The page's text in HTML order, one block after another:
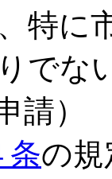
特に
でな
請）
条の